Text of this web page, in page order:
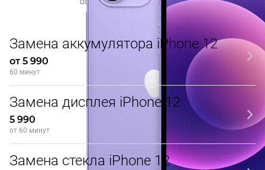
Замена аккумулятора iPhone 12
от 5 990
60 минут
Замена дисплея iPhone 12
5 990
от 60 минут
Замена стекла iPhone 12